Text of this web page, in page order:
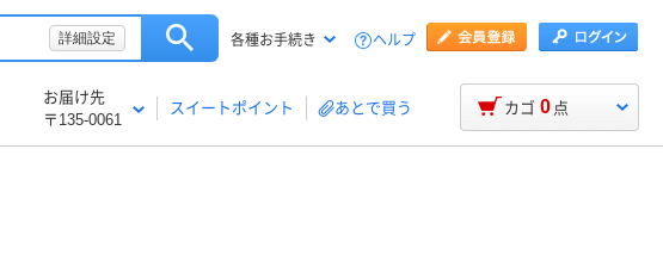
詳細設定 各種お手続き ヘルプ
お届け先
〒135-0061
スイートポイント あとで買う カゴ 0 点